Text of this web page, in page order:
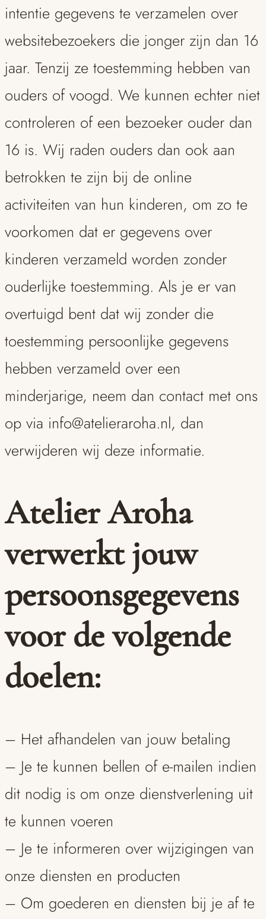
intentie gegevens te verzamelen over
websitebezoekers die jonger zijn dan 16
jaar. Tenzij ze toestemming hebben van
ouders of voogd. We kunnen echter niet
controleren of een bezoeker ouder dan
16 is. Wij raden ouders dan ook aan
betrokken te zijn bij de online
activiteiten van hun kinderen, om zo te
voorkomen dat er gegevens over
kinderen verzameld worden zonder
ouderlijke toestemming. Als je er van
overtuigd bent dat wij zonder die
toestemming persoonlijke gegevens
hebben verzameld over een
minderjarige, neem dan contact met ons
op via info@atelieraroha.nl, dan
verwijderen wij deze informatie.
Atelier Aroha
verwerkt jouw
persoonsgegevens
voor de volgende
doelen:
– Het afhandelen van jouw betaling
– Je te kunnen bellen of e-mailen indien
dit nodig is om onze dienstverlening uit
te kunnen voeren
– Je te informeren over wijzigingen van
onze diensten en producten
– Om goederen en diensten bij je af te